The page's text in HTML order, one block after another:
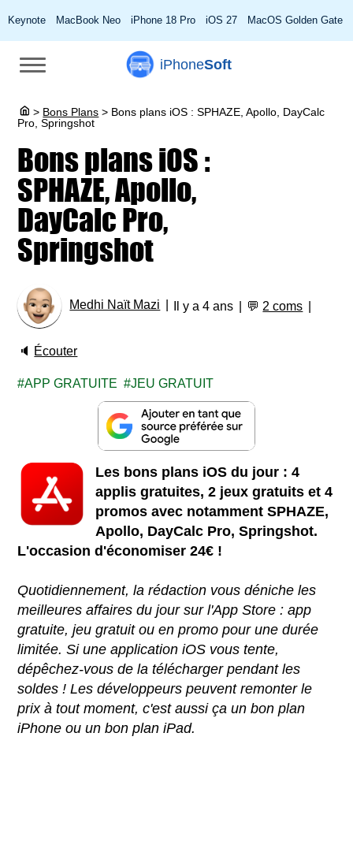
Keynote MacBook Neo iPhone 18 Pro iOS 27 MacOS Golden Gate
iPhoneSoft
> Bons Plans > Bons plans iOS : SPHAZE, Apollo, DayCalc
Pro, Springshot
Bons plans iOS :
SPHAZE, Apollo,
DayCalc Pro,
Springshot
Medhi Naït Mazi Il y a 4 ans 💬 2 coms
🔈 Écouter
APP GRATUITE JEU GRATUIT
Les bons plans iOS du jour : 4
applis gratuites, 2 jeux gratuits et 4
promos avec notamment SPHAZE,
Apollo, DayCalc Pro, Springshot.
L'occasion d'économiser 24€ !
Quotidiennement, la rédaction vous déniche les
meilleures affaires du jour sur l'App Store : app
gratuite, jeu gratuit ou en promo pour une durée
limitée. Si une application iOS vous tente,
dépêchez-vous de la télécharger pendant les
soldes ! Les développeurs peuvent remonter le
prix à tout moment, c'est aussi ça un bon plan
iPhone ou un bon plan iPad.